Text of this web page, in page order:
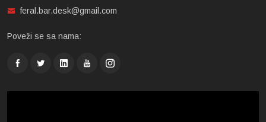
feral.bar.desk@gmail.com
Poveži se sa nama: